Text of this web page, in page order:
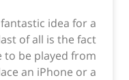
idea for a
of all is the fact
to be played from
an iPhone or a...